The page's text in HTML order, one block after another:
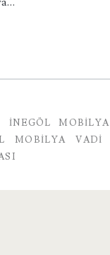
INEGÖL MOBILYA
MOBILYA VADI